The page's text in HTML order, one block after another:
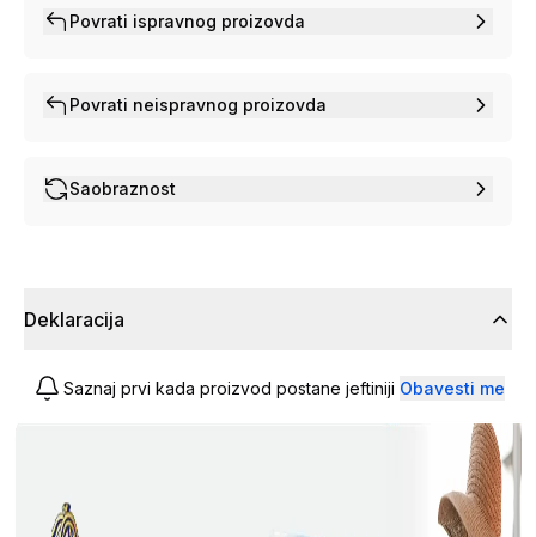
Povrati ispravnog proizovda
Povrati neispravnog proizovda
Saobraznost
Deklaracija
Saznaj prvi kada proizvod postane jeftiniji Obavesti me